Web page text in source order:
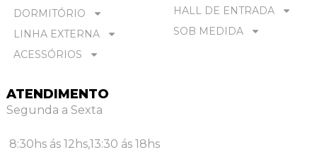
DORMITÓRIO
LINHA EXTERNA
ACESSÓRIOS
HALL DE ENTRADA
SOB MEDIDA
ATENDIMENTO
Segunda a Sexta
8:30hs ás 12hs,13:30 ás 18hs